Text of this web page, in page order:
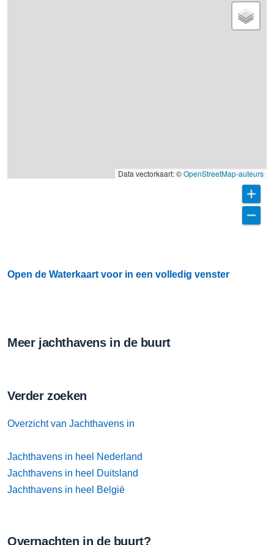
Data vectorkaart: ©OpenStreetMap-auteurs
Open de Waterkaart voor in een volledig venster
Meer jachthavens in de buurt
Verder zoeken
Overzicht van Jachthavens in
Jachthavens in heel Nederland
Jachthavens in heel Duitsland
Jachthavens in heel België
Overnachten in de buurt?